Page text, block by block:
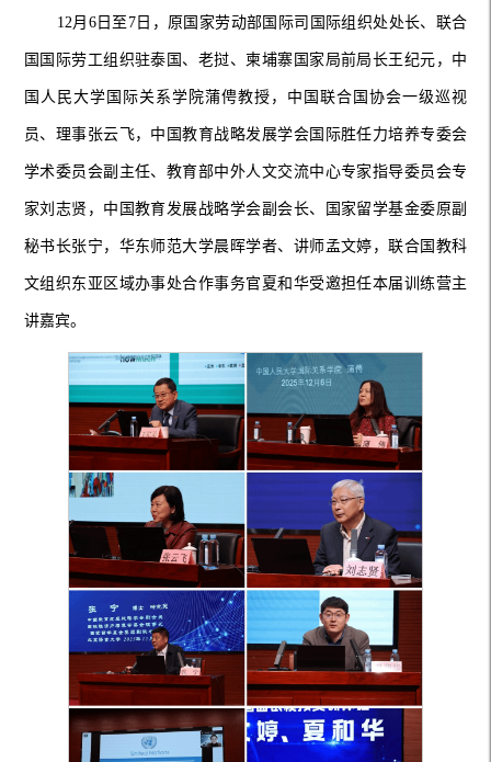
12月 6日至 7日，原国家劳动部国际司国际组织处处长、联合
国国际劳工组织驻泰国、老挝、柬埔寨国家局前局长王纪元，中
国人民大学国际关系学院蒲俜教授，中国联合国协会一级巡视
员、理事张云飞，中国教育战略发展学会国际胜任力培养专委会
学术委员会副主任、教育部中外人文交流中心专家指导委员会专
家刘志贤，中国教育发展战略学会副会长、国家留学基金委原副
秘书长张宁，华东师范大学晨晖学者、讲师孟文婷，联合国教科
文组织东亚区域办事处合作事务官夏和华受邀担任本届训练营主
讲嘉宾。